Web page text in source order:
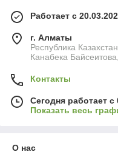
Работает с
г. Алматы
Республика
Канабека
Контакты
Сегодня работает с
Показать весь
О нас